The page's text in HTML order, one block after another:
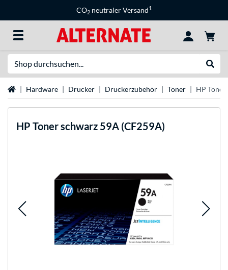
CO2 neutraler Versand1
StartseiteHardware Drucker Druckerzubehör Toner HP
HP Toner schwarz 59A (CF259A)